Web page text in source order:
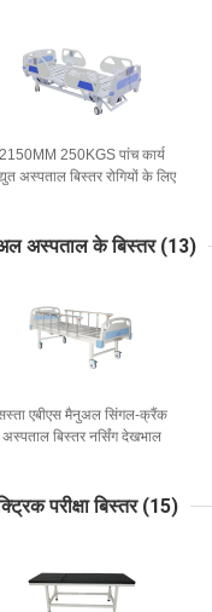
2150MM 250KGS पांच कार्य
अस्पताल बिस्तर रोगियों के लिए
अस्पताल के बिस्तर (13)
एबीएस मैनुअल सिंगल-क्रैंक
अस्पताल बिस्तर नर्सिंग देखभाल
परीक्षा बिस्तर (15)